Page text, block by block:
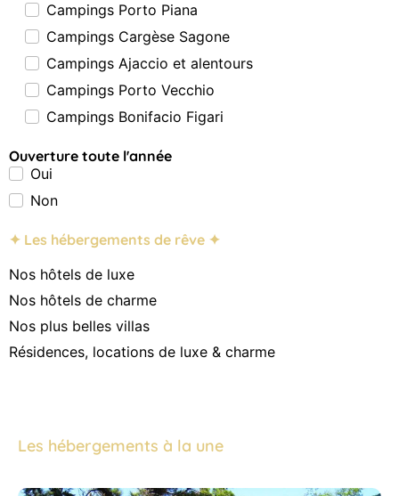
Campings Porto Piana
Campings Cargèse Sagone
Campings Ajaccio et alentours
Campings Porto Vecchio
Campings Bonifacio Figari
Ouverture toute l'année
Oui
Non
✦ Les hébergements de rêve ✦
Nos hôtels de luxe
Nos hôtels de charme
Nos plus belles villas
Résidences, locations de luxe & charme
Les hébergements à la une